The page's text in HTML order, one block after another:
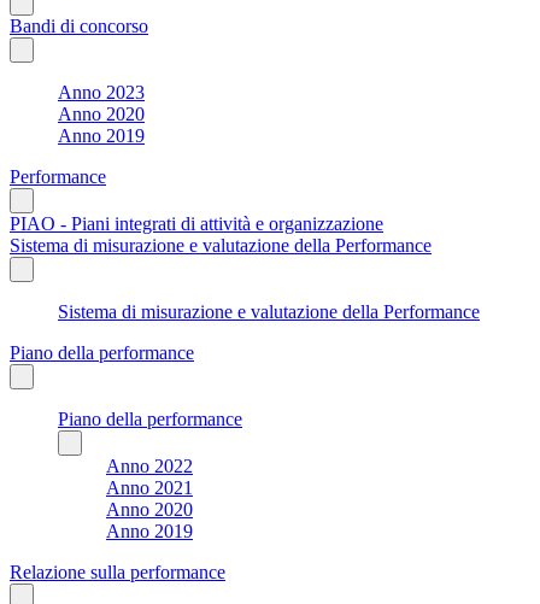
Bandi di concorso
Anno 2023
Anno 2020
Anno 2019
Performance
PIAO - Piani integrati di attività e organizzazione
Sistema di misurazione e valutazione della Performance
Sistema di misurazione e valutazione della Performance
Piano della performance
Piano della performance
Anno 2022
Anno 2021
Anno 2020
Anno 2019
Relazione sulla performance